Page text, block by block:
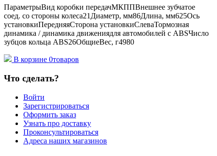
ПараметрыВид коробки передачМКППВнешнее зубчатое
соед. со стороны колеса21Диаметр, мм86Длина, мм625Ось
установкиПередняяСторона установкиСлеваТормозная
динамика / динамика движениядля автомобилей с ABSЧисло
зубцов кольца ABS26ОбщиеВес, г4980
В корзине 0товаров
Что сделать?
Войти
Зарегистрироваться
Оформить заказ
Узнать про доставку
Проконсультироваться
Адреса наших магазинов